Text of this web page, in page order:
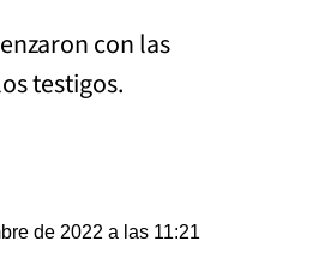
con las
testigos.
de 2022 a las 11:21